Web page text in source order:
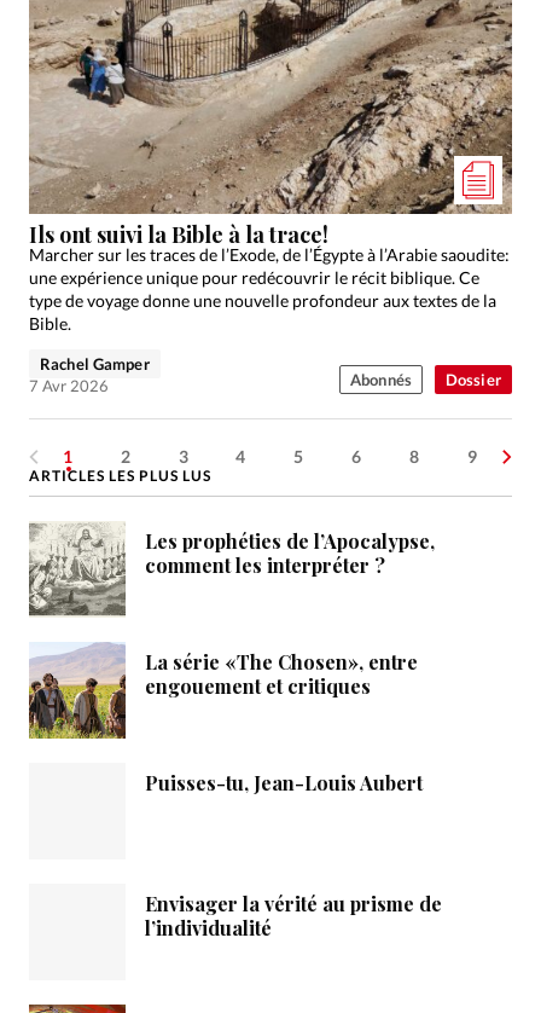
Dossier
Ils ont suivi la Bible à la trace!
Marcher sur les traces de l’Exode, de l’Égypte à l’Arabie saoudite:
une expérience unique pour redécouvrir le récit biblique. Ce
type de voyage donne une nouvelle profondeur aux textes de la
Bible.
Rachel Gamper
7 Avr 2026
Abonnés
1 2 3 4 5 6 8 9
ARTICLES LES PLUS LUS
Les prophéties de l’Apocalypse,
comment les interpréter ?
La série «The Chosen», entre
engouement et critiques
Puisses-tu, Jean-Louis Aubert
Envisager la vérité au prisme de
l’individualité